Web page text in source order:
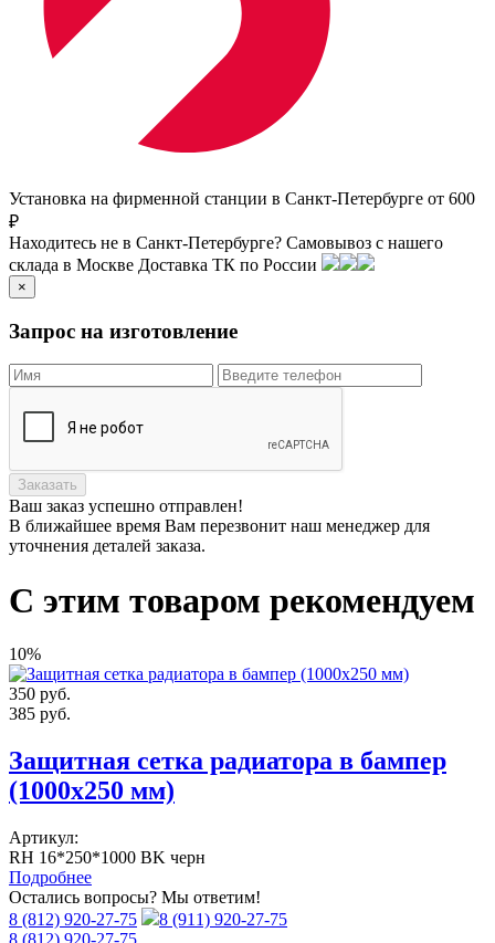
Установка на фирменной станции в Санкт-Петербурге от 600
₽
Находитесь не в Санкт-Петербурге? Самовывоз с нашего
склада в Москве Доставка ТК по России
×
Запрос на изготовление
Заказать
Ваш заказ успешно отправлен!
В ближайшее время Вам перезвонит наш менеджер для
уточнения деталей заказа.
С этим товаром рекомендуем
10%
350 руб.
385 руб.
Защитная сетка радиатора в бампер
(1000х250 мм)
Артикул:
RH 16*250*1000 BK черн
Подробнее
Остались вопросы? Мы ответим!
8 (812) 920-27-75
8 (911) 920-27-75
8 (812) 920-27-75